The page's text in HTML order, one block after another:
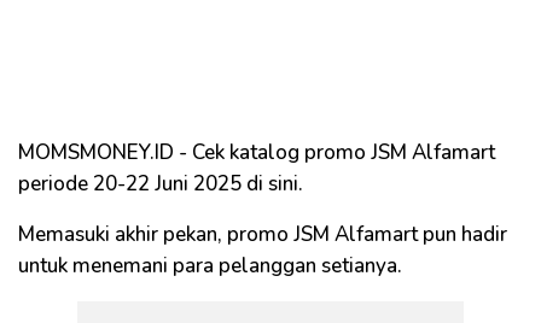
MOMSMONEY.ID - Cek katalog promo JSM Alfamart
periode 20-22 Juni 2025 di sini.
Memasuki akhir pekan, promo JSM Alfamart pun hadir
untuk menemani para pelanggan setianya.